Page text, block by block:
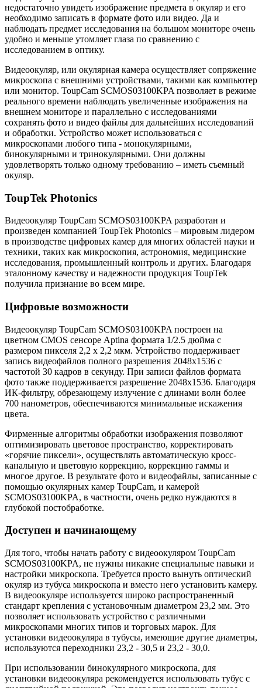
недостаточно увидеть изображение предмета в окуляр и его
необходимо записать в формате фото или видео. Да и
наблюдать предмет исследования на большом мониторе очень
удобно и меньше утомляет глаза по сравнению с
исследованием в оптику.
Видеоокуляр, или окулярная камера осуществляет сопряжение
микроскопа с внешними устройствами, такими как компьютер
или монитор. ToupCam SCMOS03100KPA позволяет в режиме
реального времени наблюдать увеличенные изображения на
внешнем мониторе и параллельно с исследованиями
сохранять фото и видео файлы для дальнейших исследований
и обработки. Устройство может использоваться с
микроскопами любого типа - монокулярными,
бинокулярными и тринокулярными. Они должны
удовлетворять только одному требованию – иметь съемный
окуляр.
ToupTek Photonics
Видеоокуляр ToupCam SCMOS03100KPA разработан и
произведен компанией ToupTek Photonics – мировым лидером
в производстве цифровых камер для многих областей науки и
техники, таких как микроскопия, астрономия, медицинские
исследования, промышленный контроль и других. Благодаря
эталонному качеству и надежности продукция ToupTek
получила признание во всем мире.
Цифровые возможности
Видеоокуляр ToupCam SCMOS03100KPA построен на
цветном CMOS сенсоре Aptina формата 1/2.5 дюйма c
размером пикселя 2,2 х 2,2 мкм. Устройство поддерживает
запись видеофайлов полного разрешения 2048х1536 с
частотой 30 кадров в секунду. При записи файлов формата
фото также поддерживается разрешение 2048х1536. Благодаря
ИК-фильтру, обрезающему излучение с длинами волн более
700 нанометров, обеспечиваются минимальные искажения
цвета.
Фирменные алгоритмы обработки изображения позволяют
оптимизировать цветовое пространство, корректировать
«горячие пиксели», осуществлять автоматическую кросс-
канальную и цветовую коррекцию, коррекцию гаммы и
многое другое. В результате фото и видеофайлы, записанные с
помощью окулярных камер ToupCam, и камерой
SCMOS03100KPA, в частности, очень редко нуждаются в
глубокой постобработке.
Доступен и начинающему
Для того, чтобы начать работу с видеоокуляром ToupCam
SCMOS03100KPA, не нужны никакие специальные навыки и
настройки микроскопа. Требуется просто вынуть оптический
окуляр из тубуса микроскопа и вместо него установить камеру.
В видеоокуляре используется широко распространенный
стандарт крепления с установочным диаметром 23,2 мм. Это
позволяет использовать устройство с различными
микроскопами многих типов и торговых марок. Для
установки видеоокуляра в тубусы, имеющие другие диаметры,
используются переходники 23,2 - 30,5 и 23,2 - 30,0.
При использовании бинокулярного микроскопа, для
установки видеоокуляра рекомендуется использовать тубус с